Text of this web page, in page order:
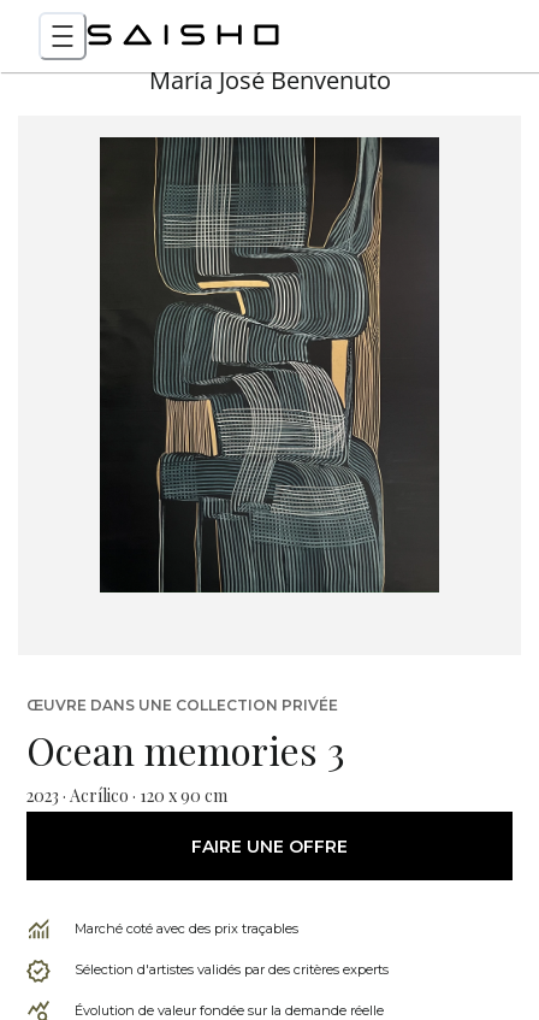
María José Benvenuto
ŒUVRE DANS UNE COLLECTION PRIVÉE
Ocean memories 3
2023 · Acrílico · 120 x 90 cm
FAIRE UNE OFFRE
Marché coté avec des prix traçables
Sélection d'artistes validés par des critères experts
Évolution de valeur fondée sur la demande réelle